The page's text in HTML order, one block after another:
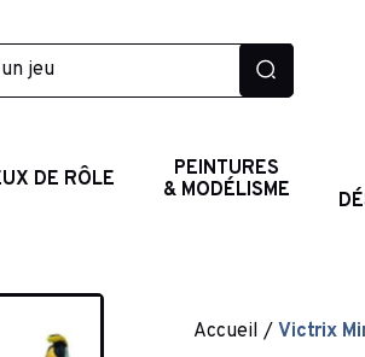
DE RÔLE
PEINTURES
& MODÉLISME
Accueil Victrix